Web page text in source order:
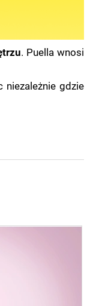
. Puella wnosi
niezależnie gdzie